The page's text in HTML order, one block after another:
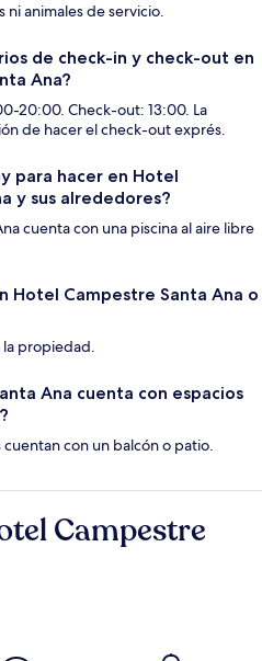
ni animales de servicio.
de check-in y check-out en
Ana?
20:00. Check-out: 13:00. La
de hacer el check-out exprés.
para hacer en Hotel
y sus alrededores?
cuenta con una piscina al aire libre
Hotel Campestre Santa Ana o
la propiedad.
Ana cuenta con espacios
cuentan con un balcón o patio.
Campestre